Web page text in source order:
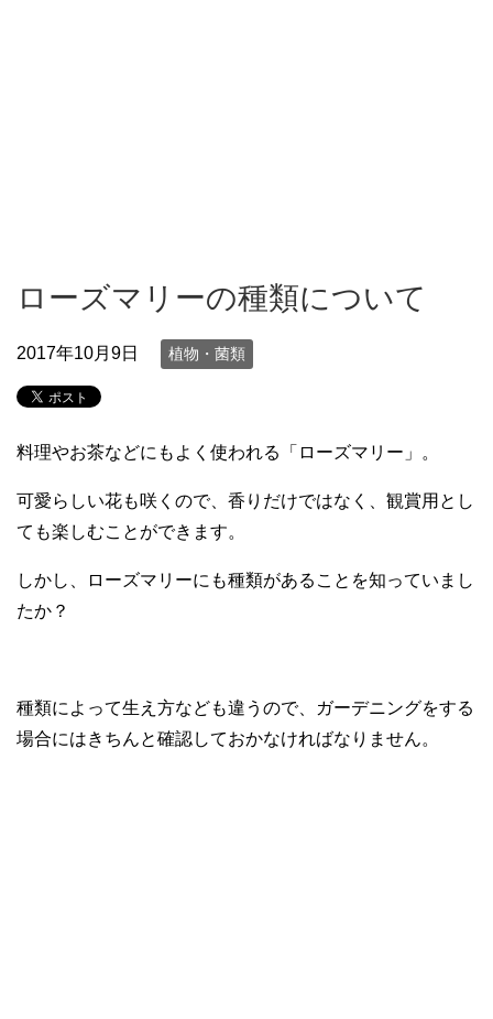
ローズマリーの種類について
2017年10月9日 植物・菌類
料理やお茶などにもよく使われる「ローズマリー」。
可愛らしい花も咲くので、香りだけではなく、観賞用とし
ても楽しむことができます。
しかし、ローズマリーにも種類があることを知っていまし
たか？
種類によって生え方なども違うので、ガーデニングをする
場合にはきちんと確認しておかなければなりません。